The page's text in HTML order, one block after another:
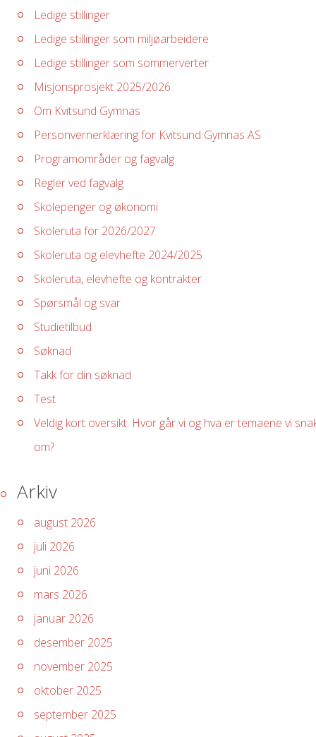
Ledige stillinger
Ledige stillinger som miljøarbeidere
Ledige stillinger som sommerverter
Misjonsprosjekt 2025/2026
Om Kvitsund Gymnas
Personvernerklæring for Kvitsund Gymnas AS
Programområder og fagvalg
Regler ved fagvalg
Skolepenger og økonomi
Skoleruta for 2026/2027
Skoleruta og elevhefte 2024/2025
Skoleruta, elevhefte og kontrakter
Spørsmål og svar
Studietilbud
Søknad
Takk for din søknad
Test
Veldig kort oversikt: Hvor går vi og hva er temaene vi
om?
Arkiv
august 2026
juli 2026
juni 2026
mars 2026
januar 2026
desember 2025
november 2025
oktober 2025
september 2025